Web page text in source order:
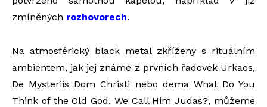
zmíněných rozhovorech.
Na atmosférický black metal zkřížený s rituálním
ambientem, jak jej známe z prvních řadovek Urkaos,
De Mysteriis Dom Christi nebo dema What Do You
Think of the Old God, We Call Him Judas?, můžeme